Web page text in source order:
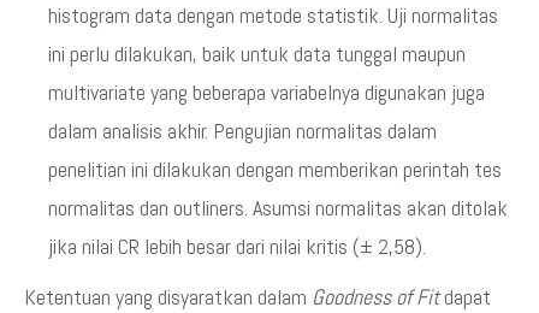
histogram data dengan metode statistik. Uji normalitas
ini perlu dilakukan, baik untuk data tunggal maupun
multivariate yang beberapa variabelnya digunakan juga
dalam analisis akhir. Pengujian normalitas dalam
penelitian ini dilakukan dengan memberikan perintah tes
normalitas dan outliners. Asumsi normalitas akan ditolak
jika nilai CR lebih besar dari nilai kritis (± 2,58).
Ketentuan yang disyaratkan dalam Goodness of Fitdapat